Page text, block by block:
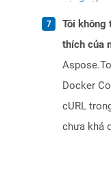
Tôi không
thích của
Docker
cURL
chưa khả